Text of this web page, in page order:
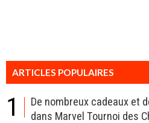
ARTICLES POPULAIRES
1
De nombreux cadeaux et
dans Marvel Tournoi des